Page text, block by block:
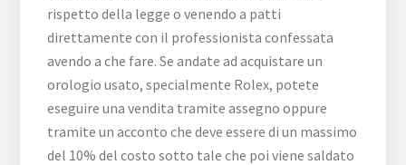
rispetto della legge o venendo a patti
direttamente con il professionista confessata
avendo a che fare. Se andate ad acquistare un
orologio usato, specialmente Rolex, potete
eseguire una vendita tramite assegno oppure
tramite un acconto che deve essere di un massimo
del 10% del costo sotto tale che poi viene saldato